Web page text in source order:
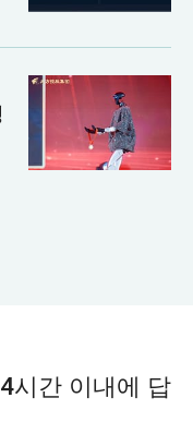
시간 이내에 답